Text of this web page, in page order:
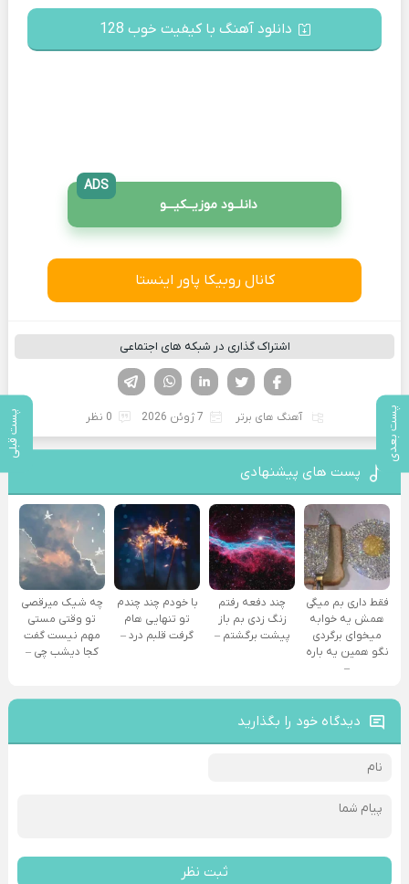
پست بعدی پست قبلی
دانلود آهنگ با کیفیت خوب 128
دانلــود موزیــکیـــو
ADS
کانال روبیکا پاور اینستا
اشتراک گذاری در شبکه های اجتماعی
لینکدین تویتر
فیسوک
آهنگ های برتر 7 ژوئن 2026 0 نظر
پست های پیشنهادی
فقط داری بم میگی
همش یه خوابه
میخوای برگردی
نگو همین یه باره
–
چند دفعه رفتم
زنگ زدی بم باز
پیشت برگشتم –
با خودم چند چندم
تو تنهایی هام
گرفت قلبم درد –
چه شیک میرقصی
تو وقتی مستی
مهم نیست گفت
کجا دیشب چی –
دیدگاه خود را بگذارید
ثبت نظر